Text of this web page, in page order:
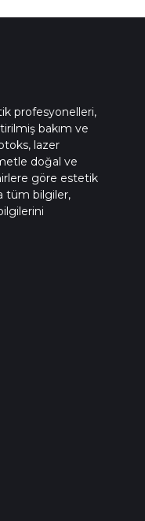
profesyonelleri,
bakım ve
lazer
doğal ve
göre estetik
tüm bilgiler,